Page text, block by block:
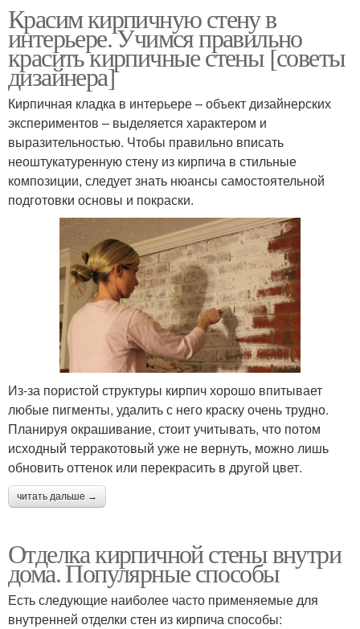
Красим кирпичную стену в
интерьере. Учимся правильно
красить кирпичные стены [советы
дизайнера]
Кирпичная кладка в интерьере – объект дизайнерских
экспериментов – выделяется характером и
выразительностью. Чтобы правильно вписать
неоштукатуренную стену из кирпича в стильные
композиции, следует знать нюансы самостоятельной
подготовки основы и покраски.
Из-за пористой структуры кирпич хорошо впитывает
любые пигменты, удалить с него краску очень трудно.
Планируя окрашивание, стоит учитывать, что потом
исходный терракотовый уже не вернуть, можно лишь
обновить оттенок или перекрасить в другой цвет.
читать дальше →
Отделка кирпичной стены внутри
дома. Популярные способы
Есть следующие наиболее часто применяемые для
внутренней отделки стен из кирпича способы: